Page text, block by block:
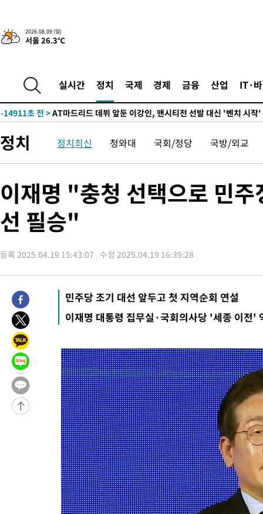
2026.08.09 (일)
서울 26.3℃
실시간 정치 국제 경제 금융 산업 IT·
-23909초 전 >[속보]'AT마드리드 7번' 이강인, 맨시티 상대로 비공식 데뷔전
-21973초 전 >네타냐후, 트럼프의 가자 평화 2차 15개조 평화안 '거부'
-17565초 전 >
태풍 돌핀, 중 저장성 타이저우시 해안에 상륙 (1보)
-14911초 전 >
-13541초 전 >[속보]與 강원·TK 당원투표 합산 김민석 48.54%로 승리…정
44.53%
-12715초 전 >
[속보]與전대 권리당원투표…강원·경북 김민석, 대구 정청래
-12522초 전 >[속보]與 당대표 경선, 경북 권리당원 투표 김민석 47.37%·정
46.35%
-12221초 전 >[속보]與 당대표 경선, 강원 권리당원 투표 김민석 승리
득표
-10139초 전 >
"일본축구협회, 대한축구협회 성 접대 의혹 심판 조사"
-2781초 전 > [속보]장은수, KLPGA 제주삼다수 역전 우승…데뷔 10년 차에
32분 전 >손흥민, 68분 뛰고 2경기 침묵…LAFC, 톨루카에 1-0 승리(종합)
44분 전 >'2경기 연속 침묵' 손흥민, 톨루카전 68분만 뛰고 슈팅 0개
-30491초 전 >
시메오네 감독 "이강인 다재다능한 선수…다양한 역할 맡길
-26932초 전 >
이강인, 5만 관중 앞 ATM 데뷔…뜨거운 응원 속 새출발(종합)
-26688초 전 >
'AT마드리드 7번' 이강인 데뷔전…맨시티에 1-3 역전패(종합)
-24427초 전 >
-23929초 전 >
[속보]'AT마드리드 7번' 이강인, 맨시티 상대로 비공식 데뷔전
-21993초 전 >
네타냐후, 트럼프의 가자 평화 2차 15개조 평화안 '거부'
-18589초 전 >
이강인 ATM 입단식에 '상암벌 들썩'…"세계적인 선수 되길"
-17585초 전 >
태풍 돌핀, 중 저장성 타이저우시 해안에 상륙 (1보)
AT마드리드 데뷔 앞둔 이강인, 맨시티전 선발 대신 '벤치 시작'
[속보]與 강원·TK 당원투표 합산 김민석 48.54%로 승리…정
與 강원·TK 당원투표 합산 김민석 46.01%로 승리…정청래
[속보]與전대 권리당원투표…강원·경북 김민석, 대구 정청래
[속보]與 당대표 경선, 경북 권리당원 투표 김민석 47.37%·정
[속보]與 당대표 경선, 대구 권리당원 투표 정청래 47.82%·김
정치 정치최신 청와대 국회/정당 국방/외교
이재명 "충청 선택으로 민
선 필승"
등록 2025.04.19 15:43:07 수정 2025.04.19 16:39:28
민주당 조기 대선 앞두고 첫 지역순회 연설
이재명 대통령 집무실·국회의사당 '세종 이전'